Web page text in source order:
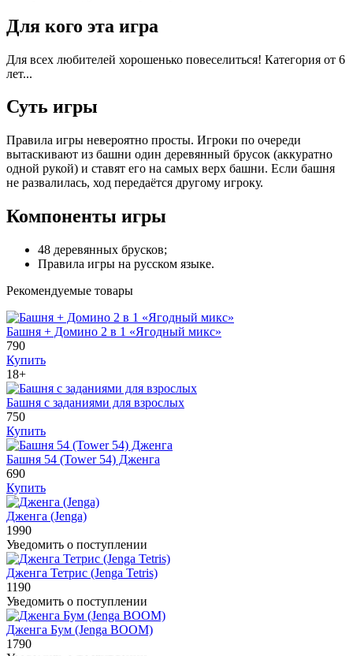
Для кого эта игра
Для всех любителей хорошенько повеселиться! Категория от 6
лет...
Суть игры
Правила игры невероятно просты. Игроки по очереди
вытаскивают из башни один деревянный брусок (аккуратно
одной рукой) и ставят его на самых верх башни. Если башня
не развалилась, ход передаётся другому игроку.
Компоненты игры
48 деревянных брусков;
Правила игры на русском языке.
Рекомендуемые товары
Башня + Домино 2 в 1 «Ягодный микс»
790
Купить
18+
Башня с заданиями для взрослых
750
Купить
Башня 54 (Tower 54) Дженга
690
Купить
Дженга (Jenga)
1990
Уведомить о поступлении
Дженга Тетрис (Jenga Tetris)
1190
Уведомить о поступлении
Дженга Бум (Jenga BOOM)
1790